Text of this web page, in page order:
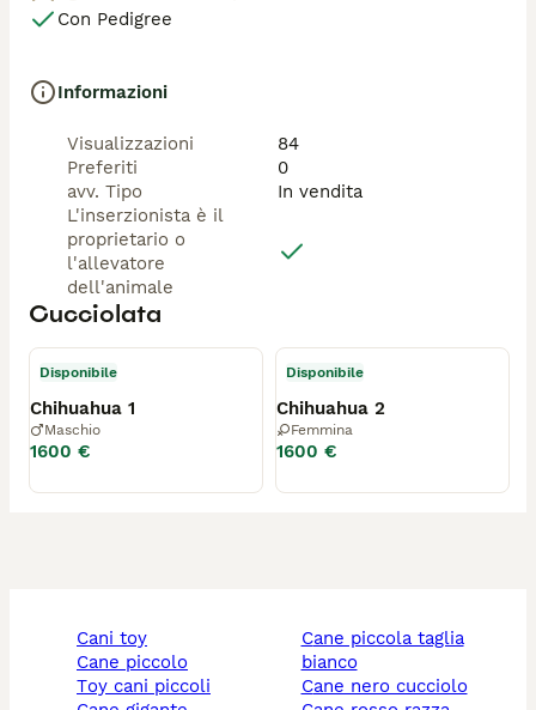
Con Pedigree
Informazioni
Visualizzazioni
84
Preferiti
0
avv. Tipo
In vendita
L'inserzionista è il
proprietario o
l'allevatore
dell'animale
Cucciolata
Disponibile
Chihuahua 1
Maschio
1600 €
Disponibile
Chihuahua 2
Femmina
1600 €
cani toy
cane piccolo
toy cani piccoli
cane piccola taglia
bianco
cane nero cucciolo